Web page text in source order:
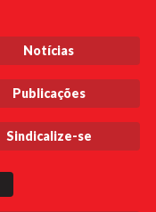
Notícias
Publicações
Sindicalize-se